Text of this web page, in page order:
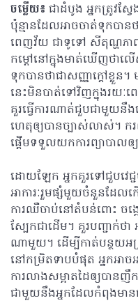
ចម្លើយ៖ ជាដំបូង អ្នកត្រូវស្
ប៉ុន្មានដែលអាចចាត់ទុកបាន
ពេញវ័យ ជាទូទៅ សីតុណ្ហភាព
កម្តៅនៅក្នុងមាត់ឃើញថា
ទុកបានថាជាសញ្ញាក្តៅខ្លួន។
នេះមិនបាត់ទៅវិញក្នុងរយ
គួរធ្វើការណាត់ជួបជាមួយនឹ
ហេតុឲ្យបានច្បាស់លាស់។ ក
ផ្តើមទទួលយកការព្យាបាល
ដោយឡែក អ្នកគួរទៅជួបវេជ្
អាការៈរួមផ្សំមួយចំនួនដែលក
ការឈឺចាប់នៅតំបន់ពោះ ចង្អ
ស្បែកជាដើម។ គួរបញ្ជាក់ថា
ណាមួយ។ ដើម្បីកាត់បន្ថយអត្រ
នៅកម្រិតទាបបំផុត អ្នកអាចអ
ការលាងសម្អាតដៃឲ្យបាន
ជាមួយនឹងអ្នកដែលកំពុងមា